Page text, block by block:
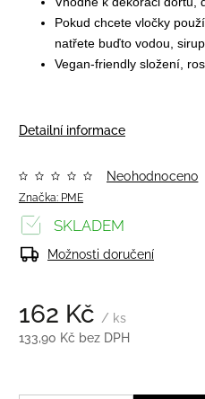
Pokud chcete vločky
natřete buďto vodou,
Vegan-friendly složení,
Detailní informace
Značka: PME
Neohodnoceno
162 Kč / ks
133,90 Kč bez DPH
SKLADEM
Možnosti doručení